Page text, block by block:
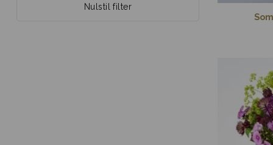
Nulstil filter